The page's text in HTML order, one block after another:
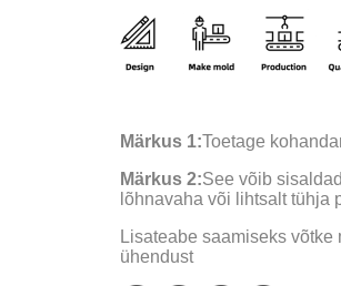
Märkus 1:Toetage
Märkus 2:See võib
lõhnavaha või lihtsalt tühja
Lisateabe saamiseks võtke
ühendust